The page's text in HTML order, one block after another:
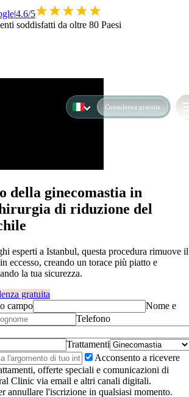
|4.6/5
soddisfatti da oltre 80 Paesi
Consulenza gratuita
della ginecomastia in
di riduzione del
esperti a Istanbul, questa procedura rimuove il
eccesso, creando un torace più piatto e
la tua sicurezza.
gratuita
campo
Nome e
Telefono
Trattamenti
Acconsento a ricevere
offerte speciali e comunicazioni di
Clinic via email e altri canali digitali.
annullare l'iscrizione in qualsiasi momento.